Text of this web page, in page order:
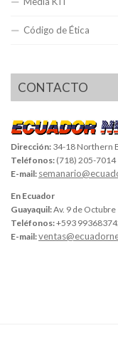
Código de Ética
CONTACTO
Dirección: 34-18 Northern
Teléfonos: (718) 205-7014
E-mail:
En Ecuador
Guayaquil:Av. 9 de
Teléfonos:+593
E-mail: